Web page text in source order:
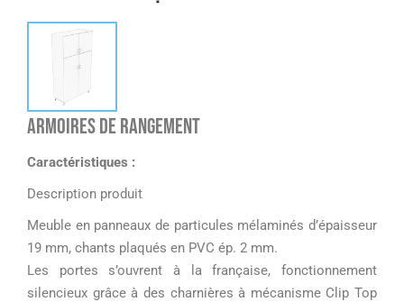
Armoires de rangement
Caractéristiques :
Description produit
Meuble en panneaux de particules mélaminés d’épaisseur
19 mm, chants plaqués en PVC ép. 2 mm.
Les portes s’ouvrent à la française, fonctionnement
silencieux grâce à des charnières à mécanisme Clip Top